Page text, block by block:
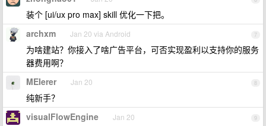
装个 [ui/ux pro max] skill 优化一下把。
7
archxm Jan 20 via Android
为啥建站？你接入了啥广告平台，可否实现盈利以支持你的服务
器费用啊？
8
MEIerer Jan 20
纯新手？
9
visualFlowEngine Jan 20